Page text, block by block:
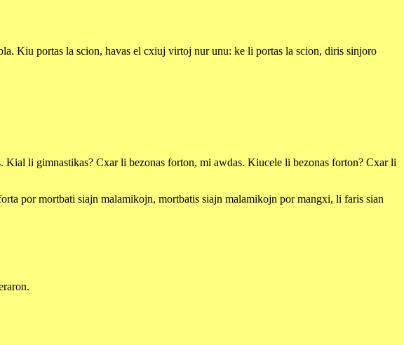
Kiu portas la scion, havas el cxiuj virtoj nur unu: ke li portas la scion, diris sinjoro
li gimnastikas? Cxar li bezonas forton, mi awdas. Kiucele li bezonas forton? Cxar li
por mortbati siajn malamikojn, mortbatis siajn malamikojn por mangxi, li faris sian